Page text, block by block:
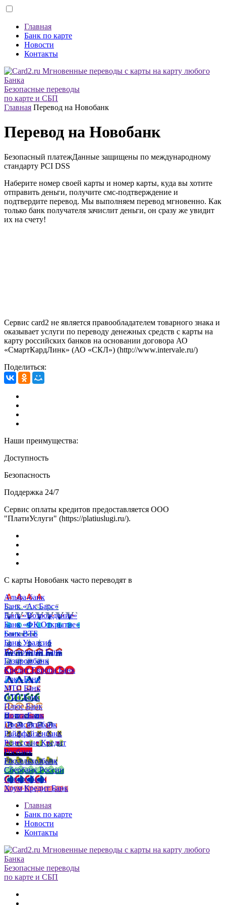
Главная
Банк по карте
Новости
Контакты
Безопасные переводы
по карте и СБП
Главная Перевод на Новобанк
Перевод на Новобанк
Безопасный платежДанные защищены по международному
стандарту PCI DSS
Наберите номер своей карты и номер карты, куда вы хотите
отправить деньги, получите смс-подтверждение и
подтвердите перевод. Мы выполняем перевод мгновенно. Как
только банк получателя зачислит деньги, он сразу же увидит
их на счету!
Сервис card2 не является правообладателем товарного знака и
оказывает услуги по переводу денежных средств с карты на
карту российских банков на основании договора АО
«СмартКардЛинк» (АО «СКЛ») (http://www.intervale.ru/)
Поделиться:
Наши преимущества:
Доступность
Безопасность
Поддержка 24/7
Сервис оплаты кредитов предоставляется ООО
"ПлатиУслуги" (https://platiuslugi.ru/).
С карты Новобанк часто переводят в
Альфа-банк
Банк «Ак Барс»
Банк «Возрождение»
Банк «ФК Открытие»
Банк ВТБ
Банк Уралсиб
Восточный Банк
Газпромбанк
Кредит Европа Банк
Локо-Банк
МТС Банк
ОТП Банк
Плюс Банк
Почта Банк
Промсвязьбанк
Райффайзенбанк
Ренессанс Кредит
Росбанк
Россельхозбанк
Сбербанк России
Совкомбанк
Хоум Кредит Банк
Главная
Банк по карте
Новости
Контакты
Безопасные переводы
по карте и СБП